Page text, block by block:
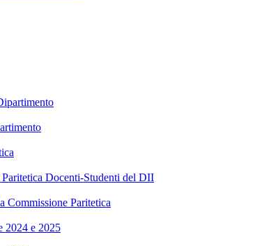
Docenti-Studenti del DII
Commissione Paritetica
2024 e 2025